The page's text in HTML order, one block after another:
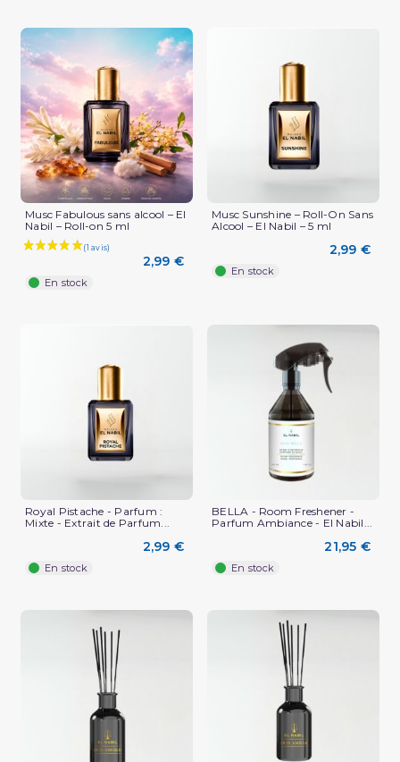
Musc Fabulous sans alcool – El
Nabil – Roll-on 5 ml
2,99 €
En stock
Musc Sunshine – Roll-On Sans
Alcool – El Nabil – 5 ml
2,99 €
En stock
Royal Pistache - Parfum :
Mixte - Extrait de Parfum...
2,99 €
En stock
BELLA - Room Freshener -
Parfum Ambiance - El Nabil...
21,95 €
En stock